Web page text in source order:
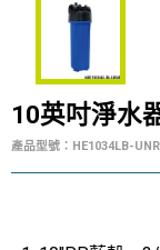
10英吋淨水
產品型號：HE1034LB-UNR